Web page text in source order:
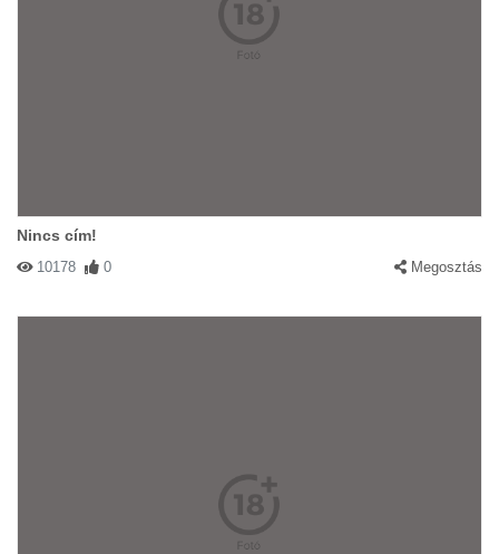
Nincs cím!
10178 0 Megosztás